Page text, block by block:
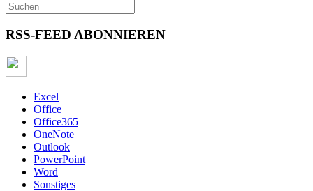
RSS-FEED ABONNIEREN
Excel
Office
Office365
OneNote
Outlook
PowerPoint
Word
Sonstiges